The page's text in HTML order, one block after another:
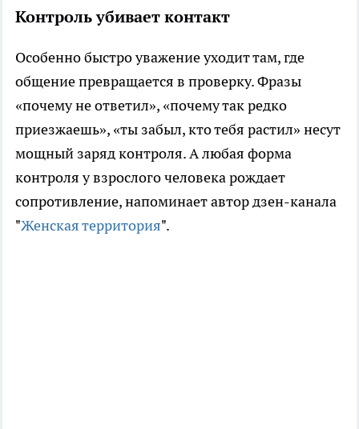
Контроль убивает контакт
Особенно быстро уважение уходит там, где
общение превращается в проверку. Фразы
«почему не ответил», «почему так редко
приезжаешь», «ты забыл, кто тебя растил» несут
мощный заряд контроля. А любая форма
контроля у взрослого человека рождает
сопротивление, напоминает автор дзен-канала
"Женская территория".